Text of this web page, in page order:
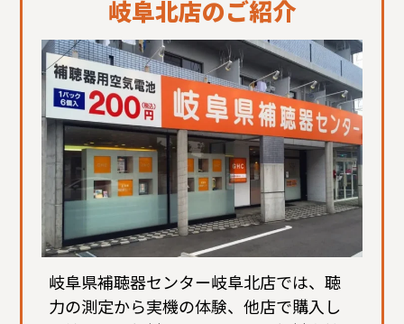
岐阜北店のご紹介
岐阜県補聴器センター岐阜北店では、聴
力の測定から実機の体験、他店で購入し